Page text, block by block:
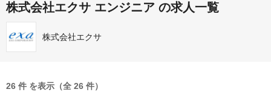
株式会社エクサ エンジニア の求人一覧
株式会社エクサ
26 件 を表示（全 26 件）